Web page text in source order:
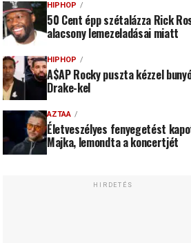
HIPHOP
50 Cent épp szétalázza Rick
alacsony lemezeladásai miatt
HIPHOP
A$AP Rocky puszta kézzel
Drake-kel
AZTAA
Életveszélyes fenyegetést
Majka, lemondta a koncertjét
HIRDETÉS